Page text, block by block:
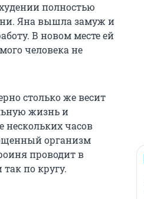
полностью
Яна вышла замуж и
В новом месте ей
человека не
столько же весит
жизнь и
часов
организм
проводит в
по кругу.